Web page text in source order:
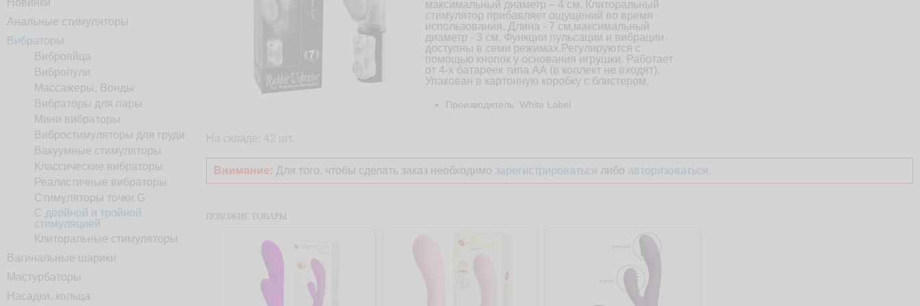
Новинки
Анальные стимуляторы
Вибраторы
Виброяйца
Вибропули
Массажеры, Вонды
Вибраторы для пары
Мини вибраторы
Вибростимуляторы для груди
Вакуумные стимуляторы
Классические вибраторы
Реалистичные вибраторы
Стимуляторы точки G
С двойной и тройной
стимуляцией
Клиторальные стимуляторы
Вагинальные шарики
Мастурбаторы
Насадки, кольца
максимальный диаметр – 4 см. Клиторальный
стимулятор прибавляет ощущений во время
использования. Длина - 7 см,максимальный
диаметр - 3 см. Функции пульсации и вибрации
доступны в семи режимах.Регулируются с
помощью кнопок у основания игрушки. Работает
от 4-х батареек типа АА (в коплект не входят).
Упакован в картонную коробку с блистером.
Производитель: White Label
Внимание: Для того, чтобы сделать заказ необходимо зарегистрироваться либо авторизоваться .
ПОХОЖИЕ ТОВАРЫ